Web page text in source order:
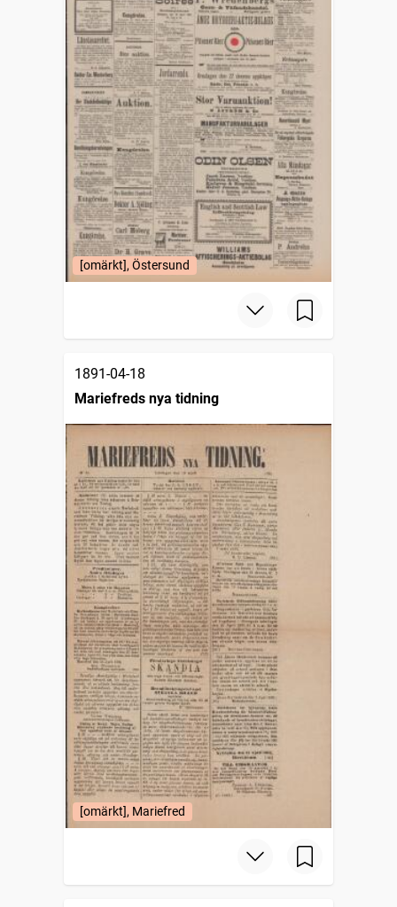
[omärkt], Östersund
1891-04-18
Mariefreds nya tidning
[omärkt], Mariefred